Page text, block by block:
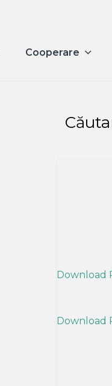
Cooperare
Download
Download